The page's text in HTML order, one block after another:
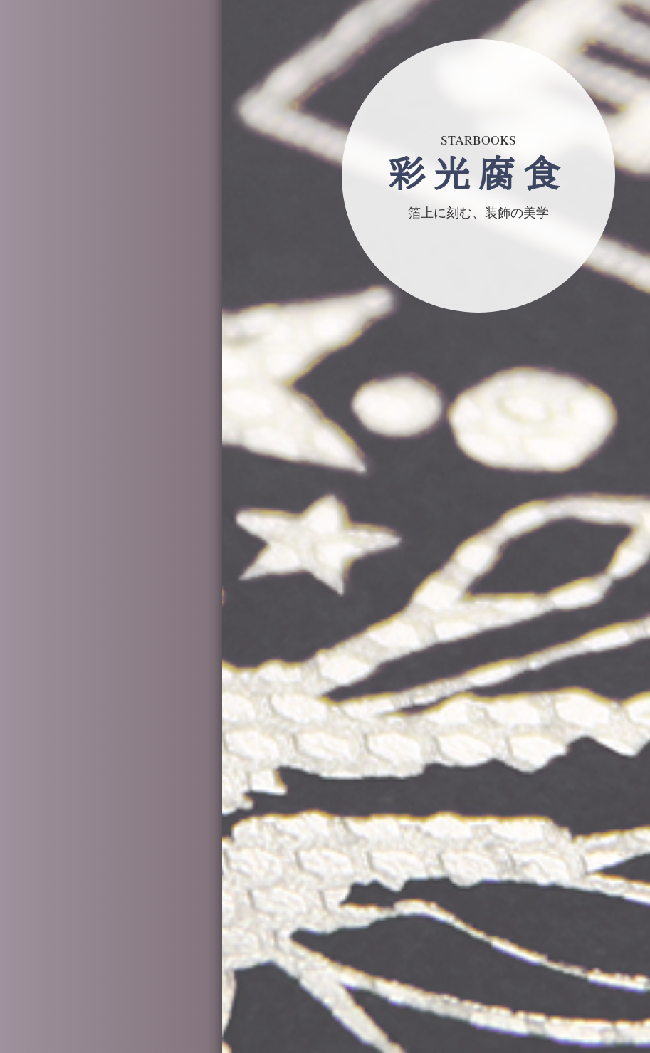
STARBOOKS
彩光腐食
箔上に刻む、装飾の美学